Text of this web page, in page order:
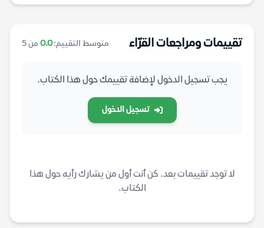
تقييمات ومراجعات القرّاء متوسط التقييم:0.0 من 5
يجب تسجيل الدخول لإضافة تقييمك حول هذا الكتاب.
تسجيل الدخول
لا توجد تقييمات بعد. كن أنت أول من يشارك رأيه حول هذا
الكتاب.